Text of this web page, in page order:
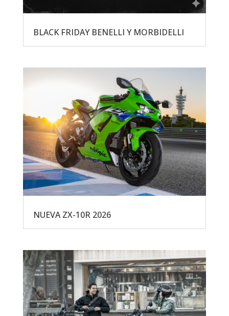
BLACK FRIDAY BENELLI Y MORBIDELLI
NUEVA ZX-10R 2026